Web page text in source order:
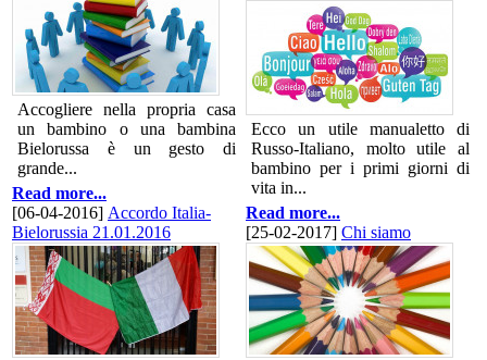
Accogliere nella propria casa
un bambino o una bambina
Bielorussa è un gesto di
grande...
Read more...
[06-04-2016] Accordo Italia-
Bielorussia 21.01.2016
Ecco un utile manualetto di
Russo-Italiano, molto utile al
bambino per i primi giorni di
vita in...
Read more...
[25-02-2017] Chi siamo